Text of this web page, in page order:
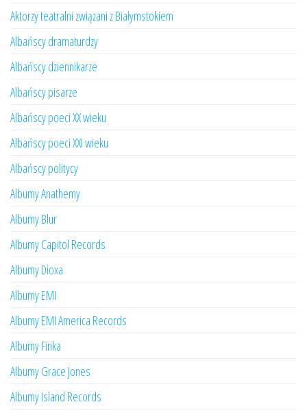
Aktorzy teatralni związani z Białymstokiem
Albańscy dramaturdzy
Albańscy dziennikarze
Albańscy pisarze
Albańscy poeci XX wieku
Albańscy poeci XXI wieku
Albańscy politycy
Albumy Anathemy
Albumy Blur
Albumy Capitol Records
Albumy Dioxa
Albumy EMI
Albumy EMI America Records
Albumy Finka
Albumy Grace Jones
Albumy Island Records